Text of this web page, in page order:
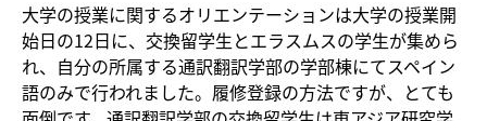
大学の授業に関するオリエンテーションは大学の授業開
始日の12日に、交換留学生とエラスムスの学生が集めら
れ、自分の所属する通訳翻訳学部の学部棟にてスペイン
語のみで行われました。履修登録の方法ですが、とても